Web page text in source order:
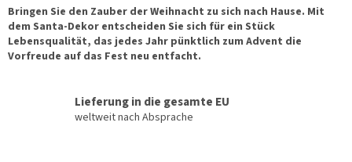
Bringen Sie den Zauber der Weihnacht zu sich nach Hause. Mit
dem Santa-Dekor entscheiden Sie sich für ein Stück
Lebensqualität, das jedes Jahr pünktlich zum Advent die
Vorfreude auf das Fest neu entfacht.
Lieferung in die gesamte EU
weltweit nach Absprache